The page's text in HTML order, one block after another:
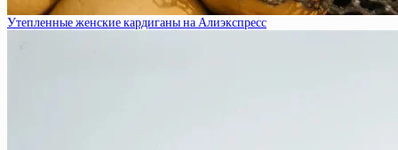
Утепленные женские кардиганы на Алиэкспресс